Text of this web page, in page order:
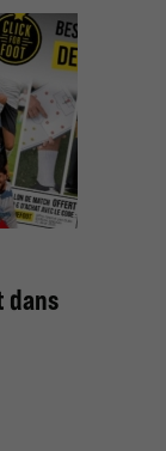
dans